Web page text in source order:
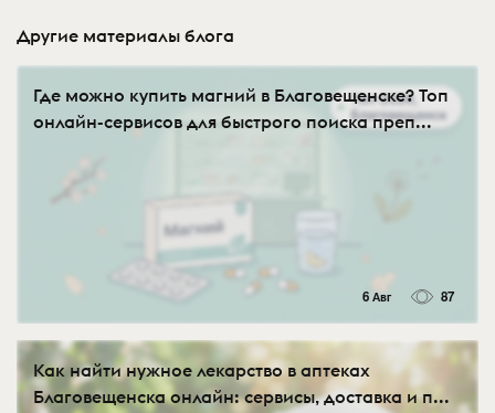
Другие материалы блога
Где можно купить магний в Благовещенске? Топ
онлайн-сервисов для быстрого поиска преп...
6 Авг 87
Как найти нужное лекарство в аптеках
Благовещенска онлайн: сервисы, доставка и п...